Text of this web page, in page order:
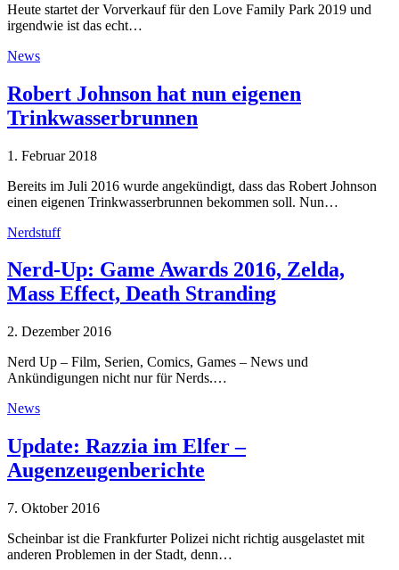
Heute startet der Vorverkauf für den Love Family Park 2019 und
irgendwie ist das echt…
News
Robert Johnson hat nun eigenen
Trinkwasserbrunnen
1. Februar 2018
Bereits im Juli 2016 wurde angekündigt, dass das Robert Johnson
einen eigenen Trinkwasserbrunnen bekommen soll. Nun…
Nerdstuff
Nerd-Up: Game Awards 2016, Zelda,
Mass Effect, Death Stranding
2. Dezember 2016
Nerd Up – Film, Serien, Comics, Games – News und
Ankündigungen nicht nur für Nerds.…
News
Update: Razzia im Elfer –
Augenzeugenberichte
7. Oktober 2016
Scheinbar ist die Frankfurter Polizei nicht richtig ausgelastet mit
anderen Problemen in der Stadt, denn…